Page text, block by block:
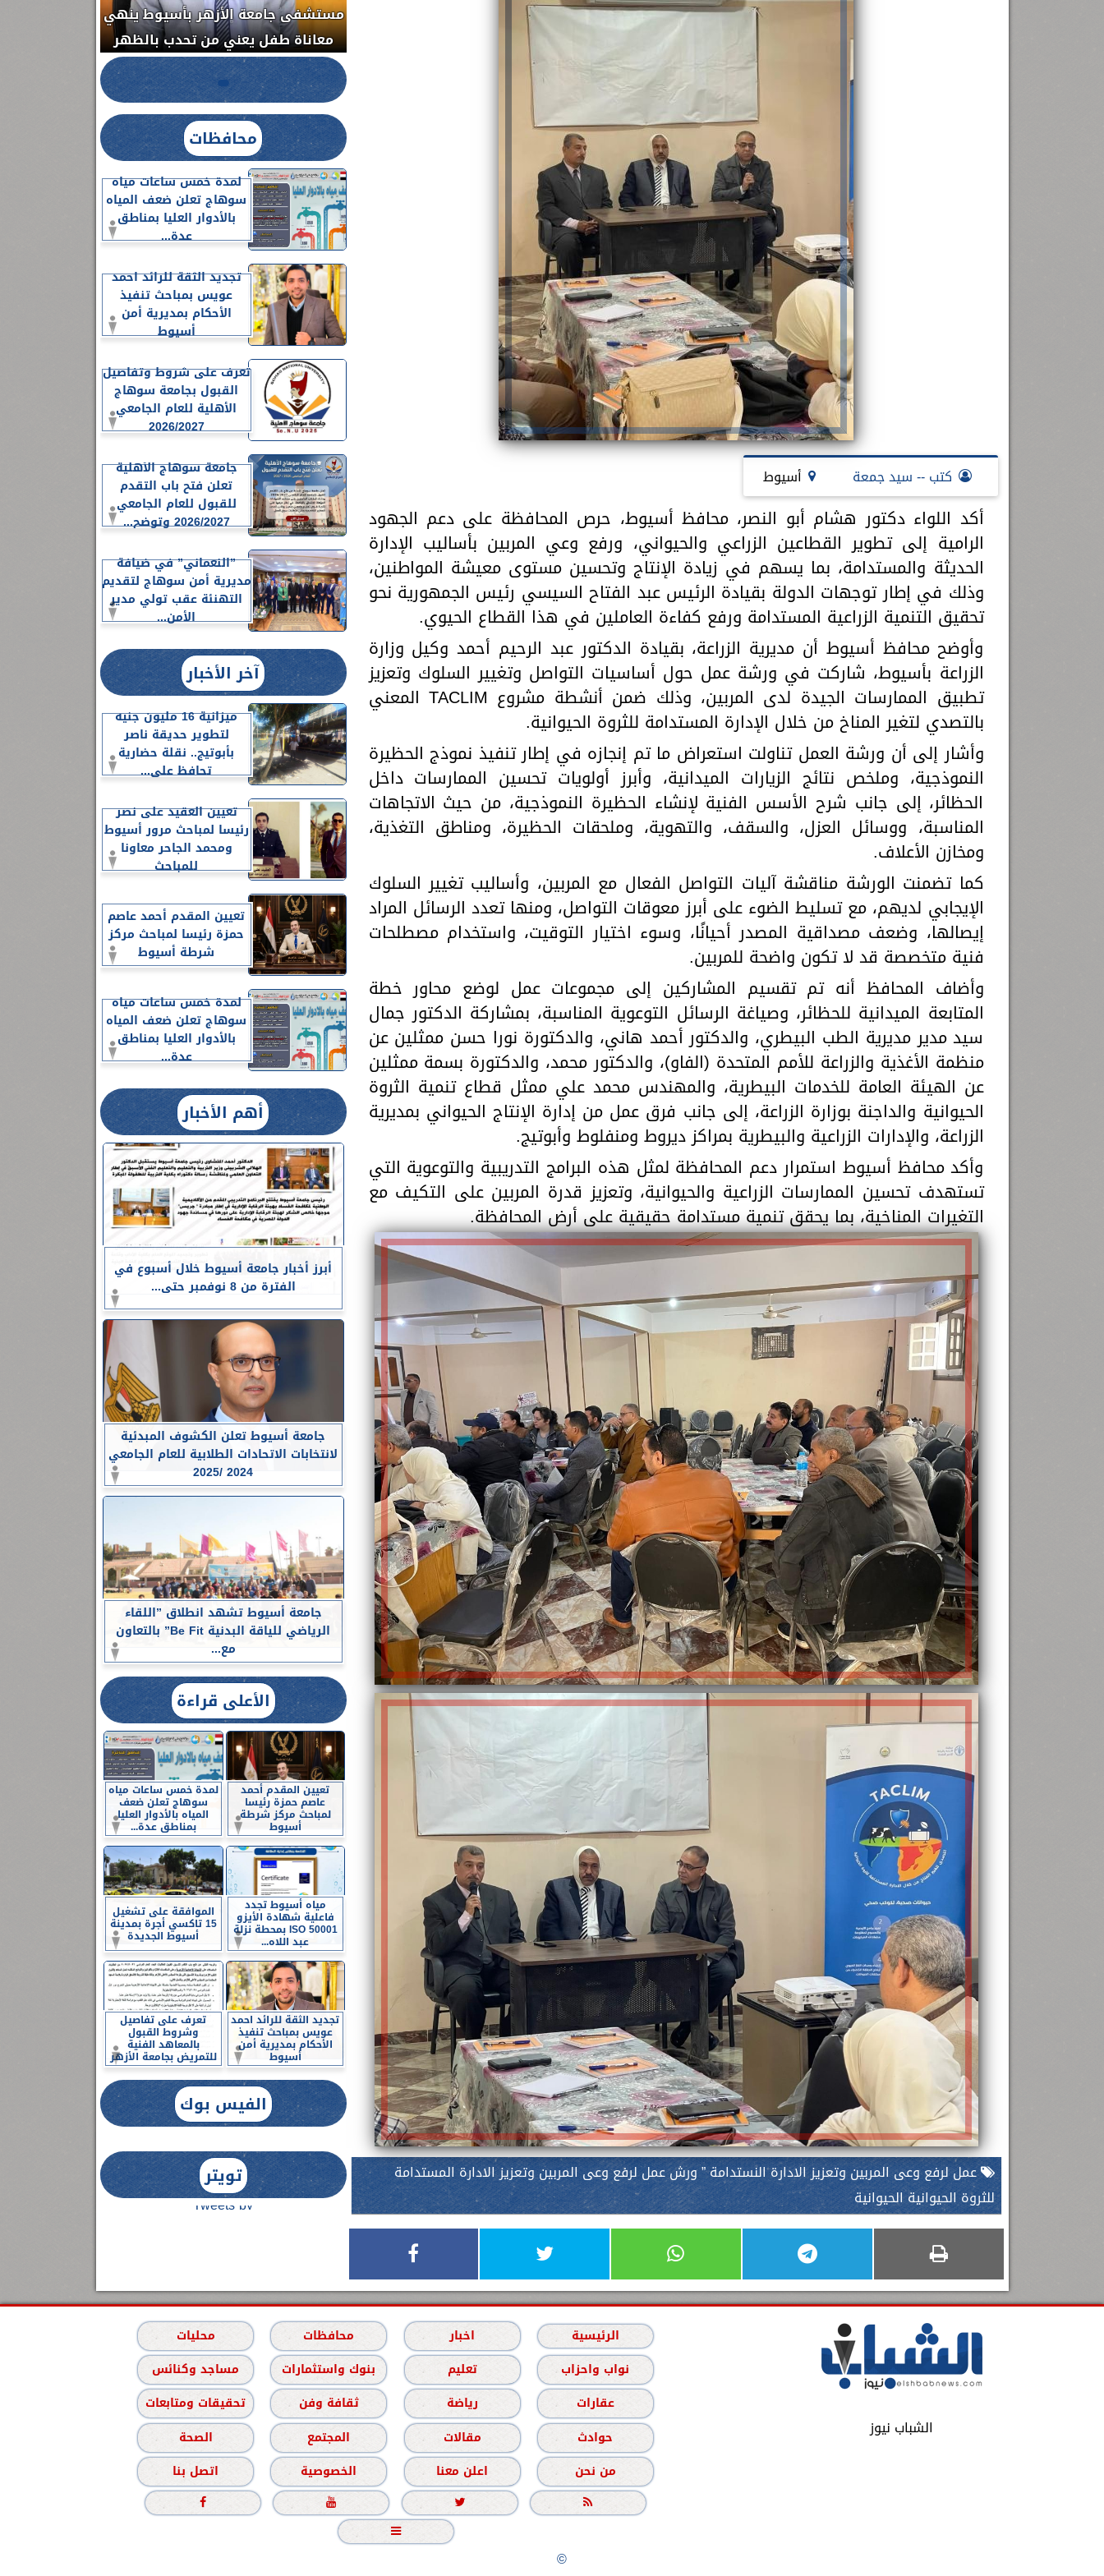
كتب -- سيد جمعة أسيوط
أكد اللواء دكتور هشام أبو النصر، محافظ أسيوط، حرص المحافظة على دعم الجهود
الرامية إلى تطوير القطاعين الزراعي والحيواني، ورفع وعي المربين بأساليب الإدارة
الحديثة والمستدامة، بما يسهم في زيادة الإنتاج وتحسين مستوى معيشة المواطنين،
وذلك في إطار توجهات الدولة بقيادة الرئيس عبد الفتاح السيسي رئيس الجمهورية نحو
تحقيق التنمية الزراعية المستدامة ورفع كفاءة العاملين في هذا القطاع الحيوي.
وأوضح محافظ أسيوط أن مديرية الزراعة، بقيادة الدكتور عبد الرحيم أحمد وكيل وزارة
الزراعة بأسيوط، شاركت في ورشة عمل حول أساسيات التواصل وتغيير السلوك وتعزيز
تطبيق الممارسات الجيدة لدى المربين، وذلك ضمن أنشطة مشروع TACLIM المعني
بالتصدي لتغير المناخ من خلال الإدارة المستدامة للثروة الحيوانية.
وأشار إلى أن ورشة العمل تناولت استعراض ما تم إنجازه في إطار تنفيذ نموذج الحظيرة
النموذجية، وملخص نتائج الزيارات الميدانية، وأبرز أولويات تحسين الممارسات داخل
الحظائر، إلى جانب شرح الأسس الفنية لإنشاء الحظيرة النموذجية، من حيث الاتجاهات
المناسبة، ووسائل العزل، والسقف، والتهوية، وملحقات الحظيرة، ومناطق التغذية،
ومخازن الأعلاف.
كما تضمنت الورشة مناقشة آليات التواصل الفعال مع المربين، وأساليب تغيير السلوك
الإيجابي لديهم، مع تسليط الضوء على أبرز معوقات التواصل، ومنها تعدد الرسائل المراد
إيصالها، وضعف مصداقية المصدر أحيانًا، وسوء اختيار التوقيت، واستخدام مصطلحات
فنية متخصصة قد لا تكون واضحة للمربين.
وأضاف المحافظ أنه تم تقسيم المشاركين إلى مجموعات عمل لوضع محاور خطة
المتابعة الميدانية للحظائر، وصياغة الرسائل التوعوية المناسبة، بمشاركة الدكتور جمال
سيد مدير مديرية الطب البيطري، والدكتور أحمد هاني، والدكتورة نورا حسن ممثلين عن
منظمة الأغذية والزراعة للأمم المتحدة (الفاو)، والدكتور محمد، والدكتورة بسمة ممثلين
عن الهيئة العامة للخدمات البيطرية، والمهندس محمد علي ممثل قطاع تنمية الثروة
الحيوانية والداجنة بوزارة الزراعة، إلى جانب فرق عمل من إدارة الإنتاج الحيواني بمديرية
الزراعة، والإدارات الزراعية والبيطرية بمراكز ديروط ومنفلوط وأبوتيج.
وأكد محافظ أسيوط استمرار دعم المحافظة لمثل هذه البرامج التدريبية والتوعوية التي
تستهدف تحسين الممارسات الزراعية والحيوانية، وتعزيز قدرة المربين على التكيف مع
التغيرات المناخية، بما يحقق تنمية مستدامة حقيقية على أرض المحافظة.
عمل لرفع وعى المربين وتعزيز الادارة النستدامة ” ورش عمل لرفع وعى المربين وتعزيز الادارة المستدامة
للثروة الحيوانية الحيوانية
مستشفى جامعة الأزهر بأسيوط ينهي
معاناة طفل يعني من تحدب بالظهر
الدواء المصرية يشن حملة رقابية مكبرة
.....
والحنجرة ينجح في استئصال ورم خبيث
محافظات
لمدة خمس ساعات مياه
سوهاج تعلن ضعف المياه
بالأدوار العليا بمناطق
عدة...
تجديد الثقة للرائد احمد
عويس بمباحث تنفيذ
الأحكام بمديرية أمن
أسيوط
تعرف على شروط وتفاصيل
القبول بجامعة سوهاج
الأهلية للعام الجامعي
2026/2027
جامعة سوهاج الأهلية
تعلن فتح باب التقدم
للقبول للعام الجامعي
2026/2027 وتوضح...
”النعماني” في ضيافة
مديرية أمن سوهاج لتقديم
التهنئة عقب تولي مدير
الأمن...
آخر الأخبار
ميزانية 16 مليون جنيه
لتطوير حديقة ناصر
بأبوتيج.. نقلة حضارية
تحافظ على...
تعيين العقيد على نصر
رئيسا لمباحث مرور أسيوط
ومحمد الجاحر معاونا
للمباحث
تعيين المقدم أحمد عاصم
حمزة رئيسا لمباحث مركز
شرطة أسيوط
لمدة خمس ساعات مياه
سوهاج تعلن ضعف المياه
بالأدوار العليا بمناطق
عدة...
أهم الأخبار
أبرز أخبار جامعة أسيوط خلال أسبوع في
الفترة من 8 نوفمبر حتى...
جامعة أسيوط تعلن الكشوف المبدئية
لانتخابات الاتحادات الطلابية للعام الجامعي
2024 /2025
جامعة أسيوط تشهد انطلاق ”اللقاء
الرياضي للياقة البدنية Be Fit” بالتعاون
مع...
الأعلى قراءة
تعيين المقدم أحمد
عاصم حمزة رئيسا
لمباحث مركز شرطة
أسيوط
لمدة خمس ساعات مياه
سوهاج تعلن ضعف
المياه بالأدوار العليا
بمناطق عدة...
مياه أسيوط تجدد
فاعلية شهادة الأيزو
ISO 50001 بمحطة نزلة
عبد اللاه...
الموافقة على تشغيل
15 تاكسي أجرة بمدينة
أسيوط الجديدة
تجديد الثقة للرائد احمد
عويس بمباحث تنفيذ
الأحكام بمديرية أمن
أسيوط
تعرف على تفاصيل
وشروط القبول
بالمعاهد الفنية
للتمريض بجامعة الأزهر
الفيس بوك
تويتر
Tweets by
الشباب نيوز
الرئيسية اخبار محافظات
محليات
نواب واحزاب
تعليم بنوك واستثمارات
مساجد وكنائس
عقارات
رياضة ثقافة وفن
تحقيقات ومتابعات
حوادث
مقالات المجتمع
الصحة
من نحن
اعلن معنا الخصوصية
اتصل بنا





جميع الحقوق محفوظة©